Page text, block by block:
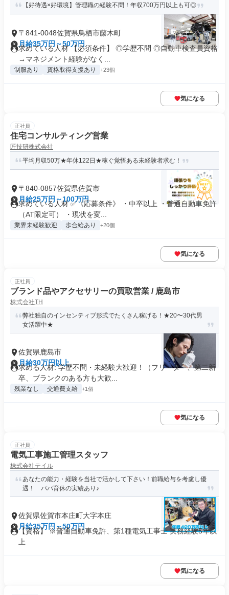
【好待遇×好環境】管理職の経験不問！年収700万円以上も可◎
〒841-0048佐賀県鳥栖市藤木町
月給35万円～50万円
求めている人材 【必須条件】 ◎学歴不問 ◎自動車検査員資格
→マネジメント経験がなく...
制服あり 資格取得支援あり +23個
気になる
正社員
住宅コンサルティング営業
匠技研株式会社
平均月収50万★年休122日★稼ぐ覚悟ある未経験者求む！
〒840-0857佐賀県佐賀市
月給25万円～100万円
求めている人材 ✅《応募条件》 ・中卒以上 ・普通自動車免許
（AT限定可） ・現状を変...
業界未経験歓迎 歩合給あり +20個
気になる
正社員
ブランド品やアクセサリーの買取営業 / 鹿島市
株式会社TH
弊社独自のインセンティブ形式でたくさん稼げる！★20〜30代男
女活躍中★
佐賀県鹿島市
月給30万円以上
求める人材: 学歴不問・未経験大歓迎！（フリーター、第二新
卒、ブランクのある方も大歓...
残業なし 交通費支給 +1個
気になる
正社員
電気工事施工管理スタッフ
株式会社テイル
あなたの能力・経験を当社で活かして下さい！前職給与を考慮し優
遇！ パパ育休の実績あり♪
佐賀県佐賀市本庄町大字本庄
月給35万円～50万円
【資格】 ※普通自動車免許、第1種電気工事士 実務経験5年以
上
気になる